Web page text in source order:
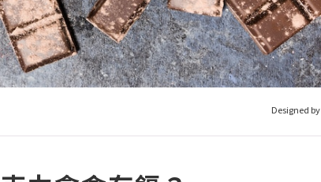
Designed by